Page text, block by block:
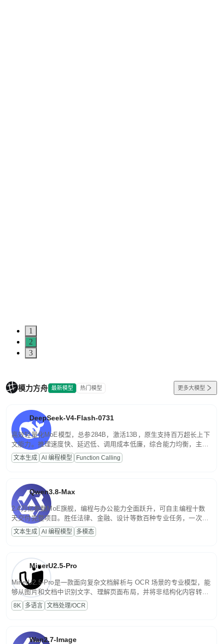
1
2
3
模力方舟 最新模型 热门模型 更多大模型
DeepSeek-V4-Flash-0731
高效轻量化MoE模型，总参284B，激活13B，原生支持百万超长上下
文能力。推理速度快、延迟低、调用成本低廉，综合能力均衡，主打
高并发、轻量化任务，适合日常对话、内容创作、基础 RAG、批量
文案处理等普惠刚需场景。
文本生成 AI 编程模型 Function Calling
Qwen3.8-Max
2.4万亿参数MoE旗舰，编程与办公能力全面跃升，可自主编程十数
天交付完整项目。胜任法律、金融、设计等数百种专业任务，一次对
话端到端交付生产级成果。原生视觉理解贯穿规划、执行与验证全流
程，支持超长文档与长视频的深度语义解析。长程任务中自主规划与
文本生成 AI 编程模型 多模态
MinerU2.5-Pro
MinerU2.5-Pro是一款面向复杂文档解析与 OCR 场景的专业模型，能
够从图片和文档中识别文字、理解页面布局，并将非结构化内容转换
为便于存储、检索和二次处理的结构化结果。
8K 多语言 文档处理/OCR
Wan2.7-Image